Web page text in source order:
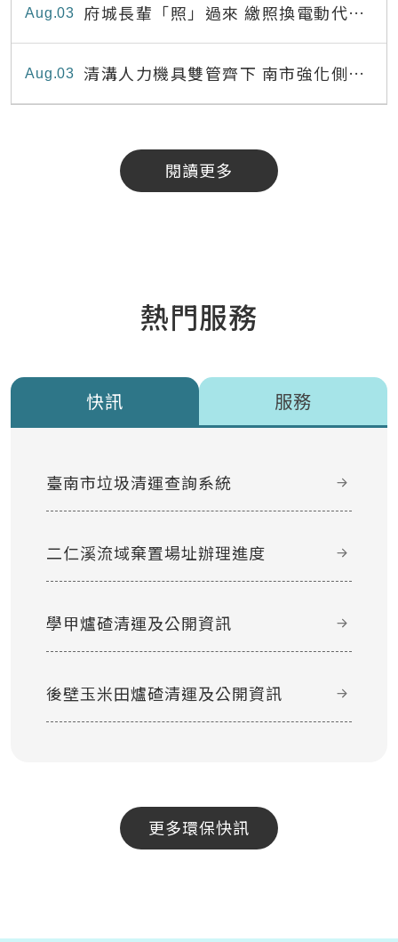
03
Aug
府城長輩「照」過來 繳照換電動代步
最高補助8,000元
03
Aug
清溝人力機具雙管齊下 南市強化側溝
清疏效能
閱讀更多
熱門服務
快訊 服務
臺南市垃圾清運查詢系統
二仁溪流域棄置場址辦理進度
學甲爐碴清運及公開資訊
後壁玉米田爐碴清運及公開資訊
更多環保快訊